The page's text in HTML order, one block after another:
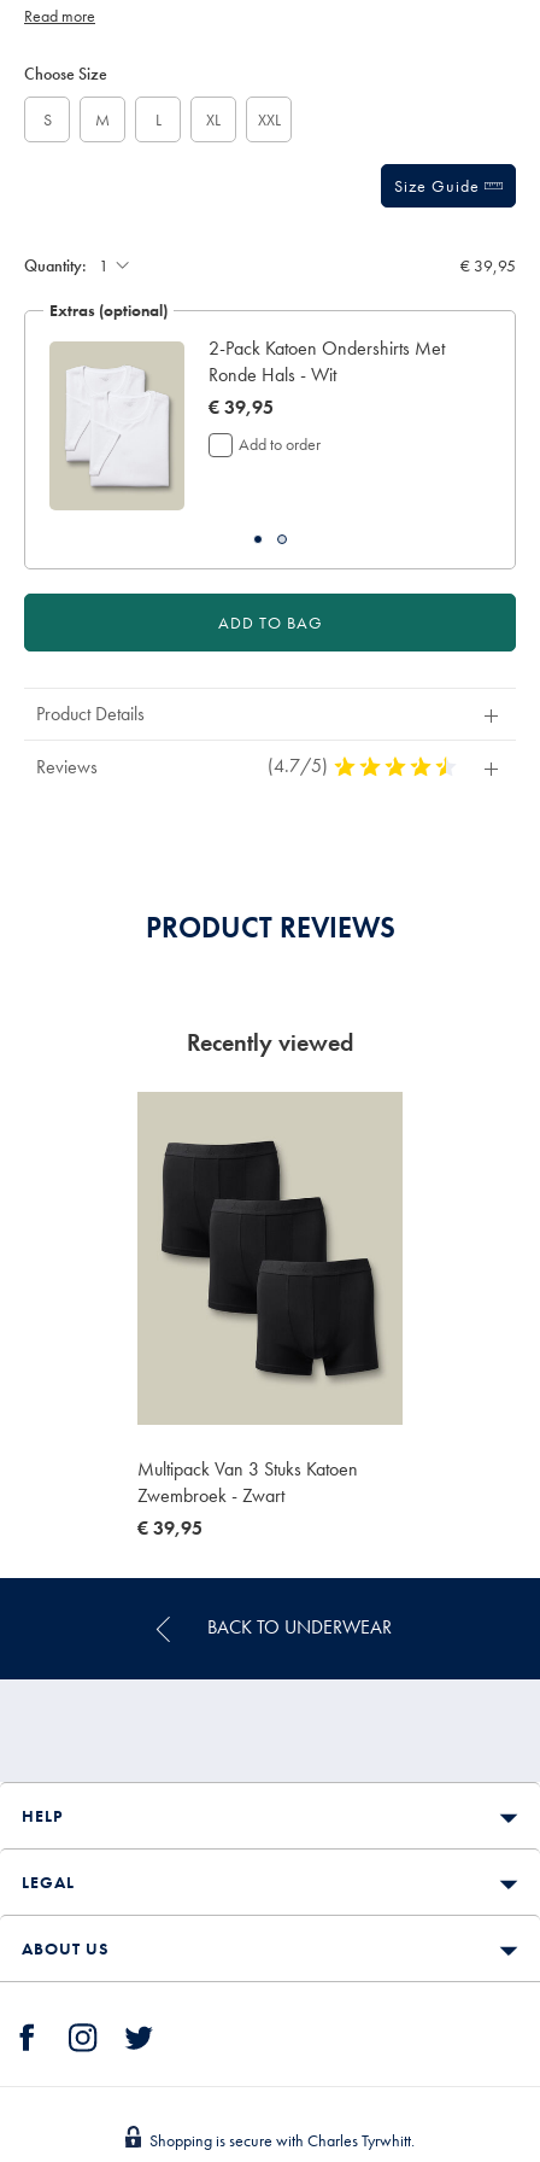
-
zwart/ACU0200BLK.html?
Read more
Actions
cart
Choose Size
S M L XL XXL
Size Guide
Quantity: € 39,95
Extras (optional)
2-Pack Katoen Ondershirts Met
Ronde Hals - Wit
now
€
39,95
€ 39,95
Add to order
ADD TO BAG
Product Details
Reviews (4.7/5) 4,7
PRODUCT REVIEWS
Recently viewed
Multipack Van 3 Stuks Katoen
Zwembroek - Zwart
now
39,95
€ 39,95
BACK TO UNDERWEAR
HELP
LEGAL
ABOUT US
Shopping is secure with Charles Tyrwhitt.